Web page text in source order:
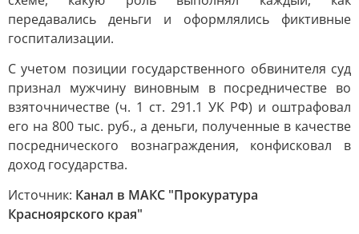
передавались деньги и оформлялись фиктивные
госпитализации.
С учетом позиции государственного обвинителя суд
признал мужчину виновным в посредничестве во
взяточничестве (ч. 1 ст. 291.1 УК РФ) и оштрафовал
его на 800 тыс. руб., а деньги, полученные в качестве
посреднического вознаграждения, конфисковал в
доход государства.
Источник: Канал в МАКС "Прокуратура
Красноярского края"